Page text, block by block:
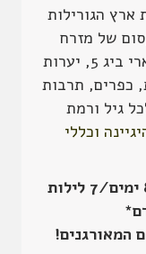
ארץ הגורילות
של מזרח
אפריקה. גורילות, שימפנזים, ספארי ביג 5, יערות
כפרים, תרבות
גיל ורמת
וכללי
המאורגנים!